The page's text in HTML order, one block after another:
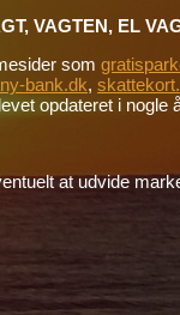
VAGTEN, EL
som
ny-bank.dk,
opdateret i nogle
at udvide